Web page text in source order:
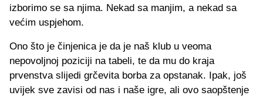
izborimo se sa njima. Nekad sa manjim, a nekad sa
većim uspjehom.
Ono što je činjenica je da je naš klub u veoma
nepovoljnoj poziciji na tabeli, te da mu do kraja
prvenstva slijedi grčevita borba za opstanak. Ipak, još
uvijek sve zavisi od nas i naše igre, ali ovo saopštenje